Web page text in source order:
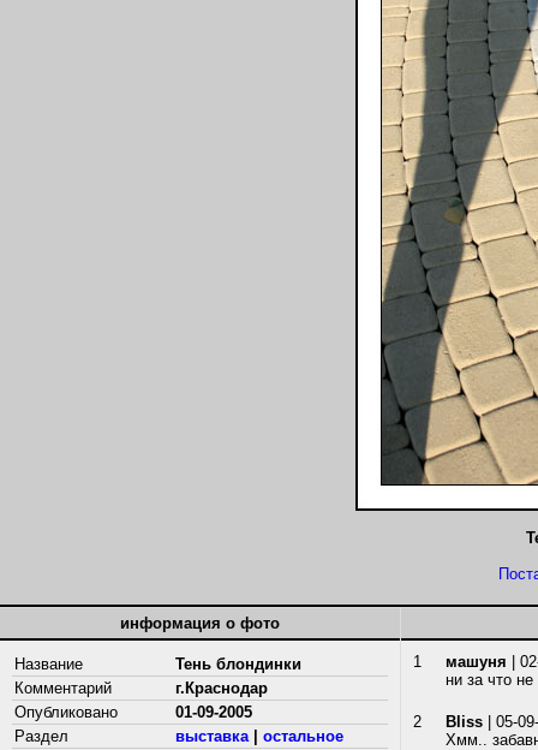
информация о фото
Название
Тень блондинки
Комментарий
г.Краснодар
Опубликовано
01-09-2005
Раздел
выставка| остальное
1 машуня |
ни за что
2 Bliss | 05-
Хмм..